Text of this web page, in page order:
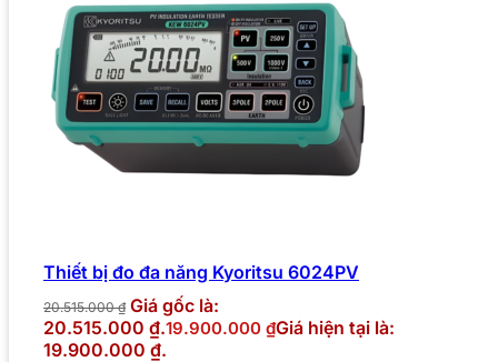
Thiết bị đo đa năng Kyoritsu 6024PV
20.515.000₫ Giá gốc là:
20.515.000 ₫.19.900.000 ₫Giá hiện tại là:
19.900.000 ₫.